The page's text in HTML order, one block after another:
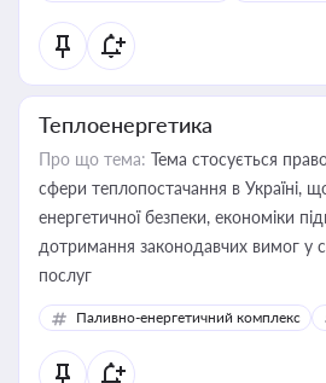
Теплоенергетика
Про що тема: Тема стосується
сфери теплопостачання в Україні,
енергетичної безпеки, економіки
дотримання законодавчих вимог у
послуг
Паливно-енергетичний комплекс